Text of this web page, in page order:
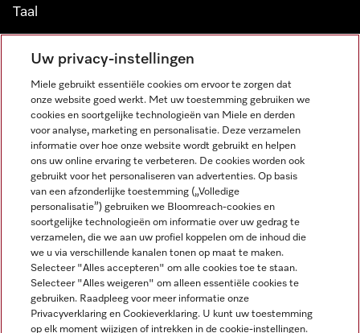
Taal
NEDERLANDS
Wettelijke Informatie
Algemene voorwaarden
Privacybeleid
Gebruiksvoorwaarden
Miele op Facebook
Miele op Youtube
Miele op Instagram
Miele op Pinterest
Uw privacy-instellingen
Miele gebruikt essentiële cookies om ervoor te zorgen dat
onze website goed werkt. Met uw toestemming gebruiken we
cookies en soortgelijke technologieën van Miele en derden
voor analyse, marketing en personalisatie. Deze verzamelen
informatie over hoe onze website wordt gebruikt en helpen
ons uw online ervaring te verbeteren. De cookies worden ook
gebruikt voor het personaliseren van advertenties. Op basis
van een afzonderlijke toestemming („Volledige
personalisatie”) gebruiken we Bloomreach-cookies en
soortgelijke technologieën om informatie over uw gedrag te
verzamelen, die we aan uw profiel koppelen om de inhoud die
we u via verschillende kanalen tonen op maat te maken.
Selecteer "Alles accepteren" om alle cookies toe te staan.
Selecteer "Alles weigeren" om alleen essentiële cookies te
gebruiken. Raadpleeg voor meer informatie onze
Privacyverklaring en Cookieverklaring. U kunt uw toestemming
op elk moment wijzigen of intrekken in de cookie-instellingen.